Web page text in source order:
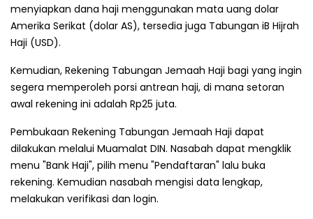
menyiapkan dana haji menggunakan mata uang dolar
Amerika Serikat (dolar AS), tersedia juga Tabungan iB Hijrah
Haji (USD).
Kemudian, Rekening Tabungan Jemaah Haji bagi yang ingin
segera memperoleh porsi antrean haji, di mana setoran
awal rekening ini adalah Rp25 juta.
Pembukaan Rekening Tabungan Jemaah Haji dapat
dilakukan melalui Muamalat DIN. Nasabah dapat mengklik
menu "Bank Haji", pilih menu "Pendaftaran" lalu buka
rekening. Kemudian nasabah mengisi data lengkap,
melakukan verifikasi dan login.